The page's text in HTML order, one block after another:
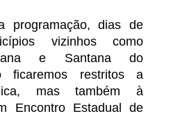
programação, dias de
vizinhos como
e Santana do
ficaremos restritos a
mas também à
Encontro Estadual de